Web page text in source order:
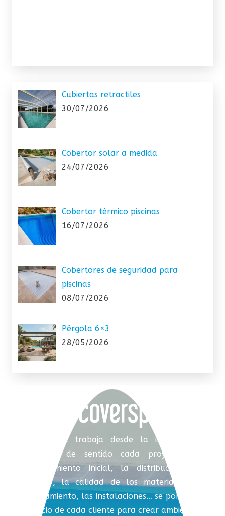
Cubiertas retractiles
30/07/2026
Cobertor solar a medida
24/07/2026
Cobertor térmico piscinas
16/07/2026
Cobertores de seguridad para
piscinas
08/07/2026
Pérgola 6×3
28/05/2026
Coverspool trabaja desde la integración,
dotando de sentido cada proyecto. El
asesoramiento inicial, la distribución del
espacio, la calidad de los materiales, el
equipamiento, las instalaciones… se ponen al
servicio de cada cliente para crear ambientes